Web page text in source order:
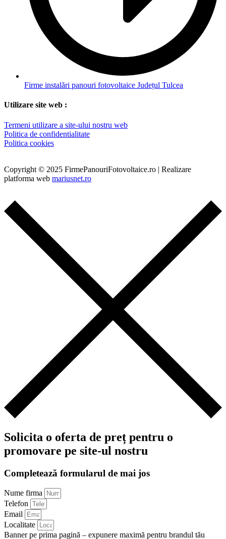
Firme instalări panouri fotovoltaice Județul Tulcea
Utilizare site web :
Termeni utilizare a site-ului nostru web
Politica de confidentialitate
Politica cookies
Copyright © 2025 FirmePanouriFotovoltaice.ro | Realizare
platforma web mariusnet.ro
Solicita o oferta de preț pentru o
promovare pe site-ul nostru
Completează formularul de mai jos
Nume firma
Telefon
Email
Localitate
Banner pe prima pagină – expunere maximă pentru brandul tău